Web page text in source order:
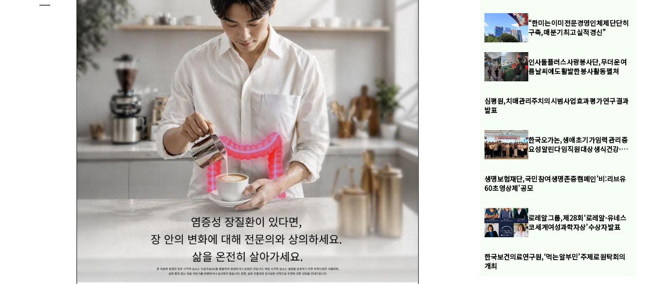
“한미는 이미 전문경영인 체제 단단히
구축, 매 분기 최고 실적 경신”
인사돌플러스 사랑봉사단, 무더운 여
름 날씨에도 활발한 봉사활동 펼쳐
심평원, 치매관리주치의 시범사업 효과 평가 연구 결과
발표
한국오가논, 생애 초기 가임력 관리 중
요성 알린다 임직원 대상 생식건강·가
생명보험재단, 국민 참여 생명존중 캠페인 '비:리브유
60초 영상제' 공모
로레알 그룹, 제28회 ‘로레알-유네스
코 세계여성과학자상’ 수상자 발표
한국보건의료연구원, ‘먹는 알부민’ 주제로 원탁회의
개최